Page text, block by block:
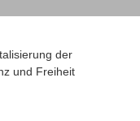
der
und Freiheit